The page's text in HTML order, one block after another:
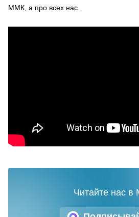
ММК, а про всех нас.
Читайте нас в